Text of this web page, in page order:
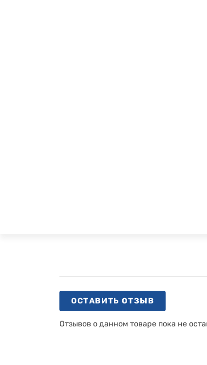
ОСТАВИТЬ ОТЗЫВ
Отзывов о данном товаре пока не